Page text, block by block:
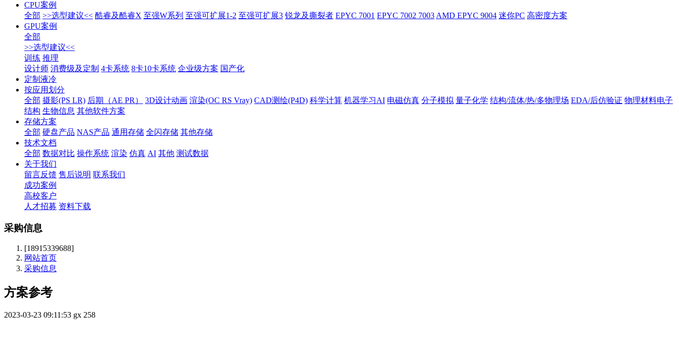
CPU案例
全部 >>选型建议<< 酷睿及酷睿X 至强W系列 至强可扩展1-2 至强可扩展3 锐龙及撕裂者 EPYC 7001 EPYC 7002 7003 AMD EPYC 9004 迷你PC 高密度方案
GPU案例
全部
>>选型建议<<
训练 推理
设计师 消费级及定制 4卡系统 8卡10卡系统 企业级方案 国产化
定制液冷
按应用划分
全部 摄影(PS LR) 后期（AE PR） 3D设计动画 渲染(OC RS Vray) CAD测绘(P4D) 科学计算 机器学习AI 电磁仿真 分子模拟 量子化学 结构/流体/热/多物理场 EDA/后仿验证 物理材料电子
结构 生物信息 其他软件方案
存储方案
全部 硬盘产品 NAS产品 通用存储 全闪存储 其他存储
技术文档
全部 数据对比 操作系统 渲染 仿真 AI 其他 测试数据
关于我们
留言反馈 售后说明 联系我们
成功案例
高校客户
人才招募 资料下载
采购信息
[18915339688]
网站首页
采购信息
方案参考
2023-03-23 09:11:53 gx 258